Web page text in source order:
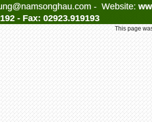
ghau.com - Website:
- Fax: 02923.919193
This page